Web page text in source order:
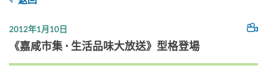
2012年1月10日
《嘉咸市集 • 生活品味大放送》型格登場